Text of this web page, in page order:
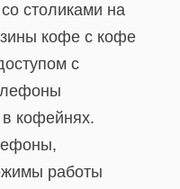
столиками на
кофе с кофе
с
кофейнях.
работы